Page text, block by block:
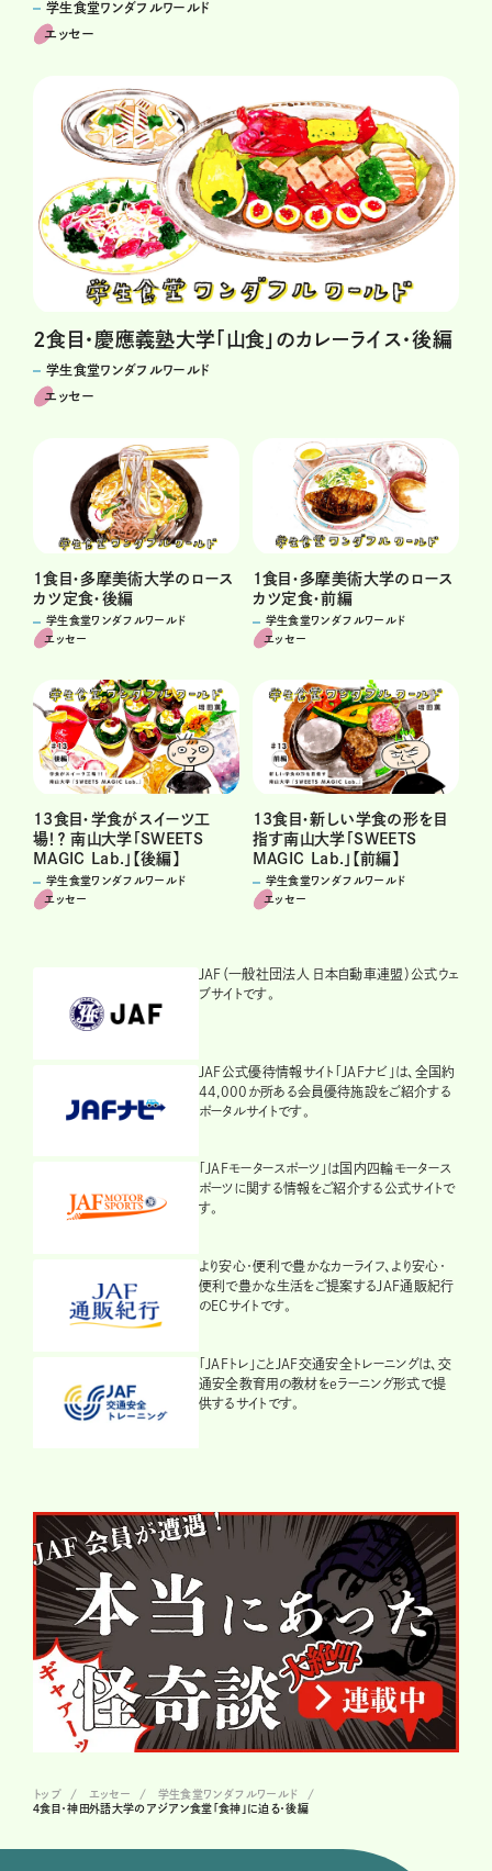
学生食堂ワンダフルワールド
エッセー
2食目・慶應義塾大学「山食」のカレーライス・後編
学生食堂ワンダフルワールド
エッセー
1食目・多摩美術大学のロース
カツ定食・後編
学生食堂ワンダフルワールド
エッセー
1食目・多摩美術大学のロース
カツ定食・前編
学生食堂ワンダフルワールド
エッセー
13食目・学食がスイーツ工
場！？ 南山大学「SWEETS
MAGIC Lab.」【後編】
学生食堂ワンダフルワールド
エッセー
13食目・新しい学食の形を目
指す南山大学「SWEETS
MAGIC Lab.」【前編】
学生食堂ワンダフルワールド
エッセー
JAF（一般社団法人 日本自動車連盟）公式ウェ
ブサイトです。
JAF公式優待情報サイト「JAFナビ」は、全国約
44,000か所ある会員優待施設をご紹介する
ポータルサイトです。
「JAFモータースポーツ」は国内四輪モータース
ポーツに関する情報をご紹介する公式サイトで
す。
より安心・便利で豊かなカーライフ、より安心・
便利で豊かな生活をご提案するJAF通販紀行
のECサイトです。
「JAFトレ」ことJAF交通安全トレーニングは、交
通安全教育用の教材をeラーニング形式で提
供するサイトです。
トップ エッセー
学生食堂ワンダフルワールド
４食目・神田外語大学のアジアン食堂「食神」に迫る・後編